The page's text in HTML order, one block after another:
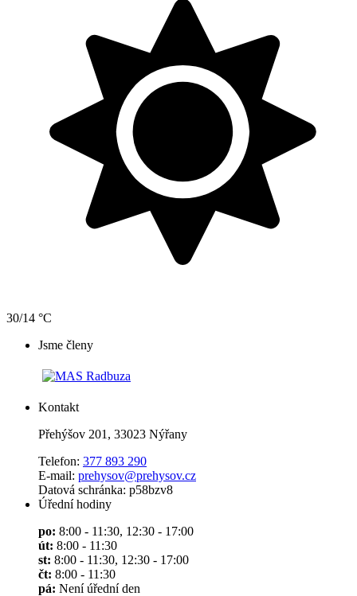
30/14 °C
Jsme členy
Kontakt
Přehýšov 201, 33023 Nýřany
Telefon: 377 893 290
E-mail: prehysov@prehysov.cz
Datová schránka: p58bzv8
Úřední hodiny
po: 8:00 - 11:30, 12:30 - 17:00
út: 8:00 - 11:30
st: 8:00 - 11:30, 12:30 - 17:00
čt: 8:00 - 11:30
pá: Není úřední den